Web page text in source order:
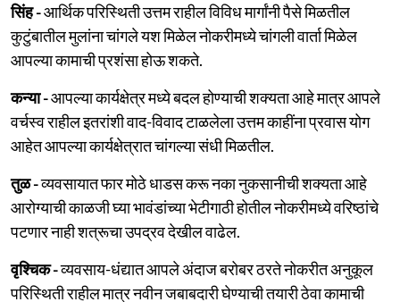
सिंह -आर्थिक परिस्थिती उत्तम राहील विविध मार्गांनी पैसे मिळतील
कुटुंबातील मुलांना चांगले यश मिळेल नोकरीमध्ये चांगली वार्ता मिळेल
आपल्या कामाची प्रशंसा होऊ शकते.
कन्या -आपल्या कार्यक्षेत्र मध्ये बदल होण्याची शक्यता आहे मात्र आपले
वर्चस्व राहील इतरांशी वाद-विवाद टाळलेला उत्तम काहींना प्रवास योग
आहेत आपल्या कार्यक्षेत्रात चांगल्या संधी मिळतील.
तुळ -व्यवसायात फार मोठे धाडस करू नका नुकसानीची शक्यता आहे
आरोग्याची काळजी घ्या भावंडांच्या भेटीगाठी होतील नोकरीमध्ये वरिष्ठांचे
पटणार नाही शत्रूचा उपद्रव देखील वाढेल.
वृश्चिक -व्यवसाय-धंद्यात आपले अंदाज बरोबर ठरते नोकरीत अनुकूल
परिस्थिती राहील मात्र नवीन जबाबदारी घेण्याची तयारी ठेवा कामाची